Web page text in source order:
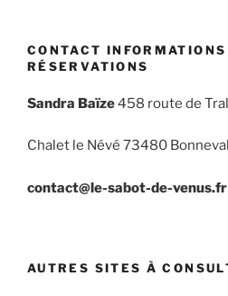
CONTACT INFORMATIONS
RÉSERVATIONS
Sandra Baïze458 route de
Chalet le Névé 73480
contact@le-sabot-de-venus.fr
AUTRES SITES À